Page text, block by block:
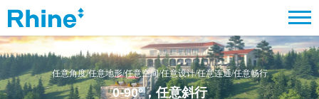
任意角度/任意地形/任意空间/任意设计/任意连通/任意畅行
0-90°，任意斜行